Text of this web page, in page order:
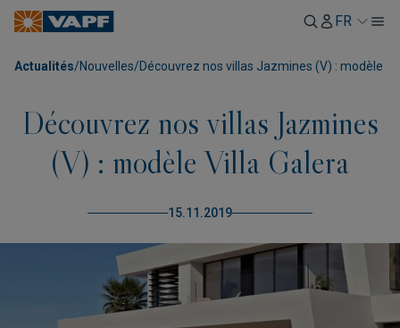
FR
Actualités/Nouvelles/Découvrez nos villas Jazmines (V) : modèle
Découvrez nos villas Jazmines
(V) : modèle Villa Galera
15.11.2019